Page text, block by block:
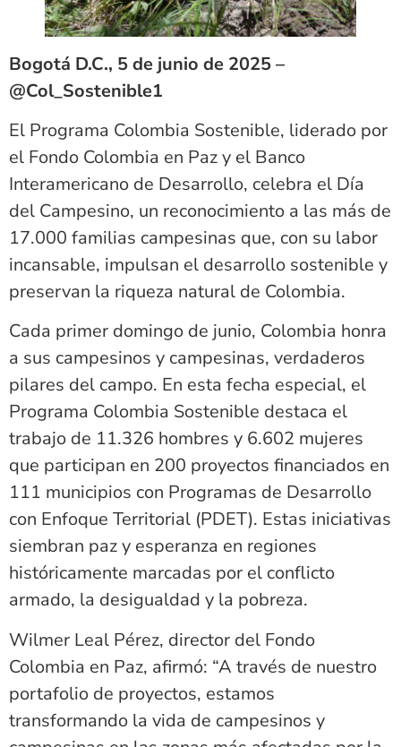
Bogotá D.C., 5 de junio de 2025 –
@Col_Sostenible1
El Programa Colombia Sostenible, liderado por
el Fondo Colombia en Paz y el Banco
Interamericano de Desarrollo, celebra el Día
del Campesino, un reconocimiento a las más de
17.000 familias campesinas que, con su labor
incansable, impulsan el desarrollo sostenible y
preservan la riqueza natural de Colombia.
Cada primer domingo de junio, Colombia honra
a sus campesinos y campesinas, verdaderos
pilares del campo. En esta fecha especial, el
Programa Colombia Sostenible destaca el
trabajo de 11.326 hombres y 6.602 mujeres
que participan en 200 proyectos financiados en
111 municipios con Programas de Desarrollo
con Enfoque Territorial (PDET). Estas iniciativas
siembran paz y esperanza en regiones
históricamente marcadas por el conflicto
armado, la desigualdad y la pobreza.
Wilmer Leal Pérez, director del Fondo
Colombia en Paz, afirmó: “A través de nuestro
portafolio de proyectos, estamos
transformando la vida de campesinos y